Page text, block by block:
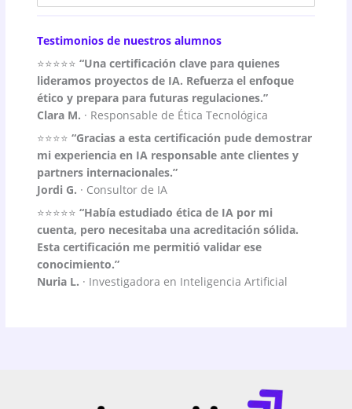
Testimonios de nuestros alumnos
⭐⭐⭐⭐⭐“Una certificación clave para quienes
lideramos proyectos de IA. Refuerza el enfoque
ético y prepara para futuras regulaciones.”
Clara M. · Responsable de Ética Tecnológica
⭐⭐⭐⭐“Gracias a esta certificación pude demostrar
mi experiencia en IA responsable ante clientes y
partners internacionales.”
Jordi G. · Consultor de IA
⭐⭐⭐⭐⭐“Había estudiado ética de IA por mi
cuenta, pero necesitaba una acreditación sólida.
Esta certificación me permitió validar ese
conocimiento.”
Nuria L. · Investigadora en Inteligencia Artificial